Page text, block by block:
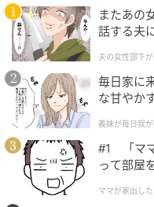
おうちごはん
2.A をよく混ぜ合わせ
またあの
話する夫
夫の女性部下
毎日家に
な甘やか
が】
義妹が毎日我
#1 「マ
って部屋
ママが家出した